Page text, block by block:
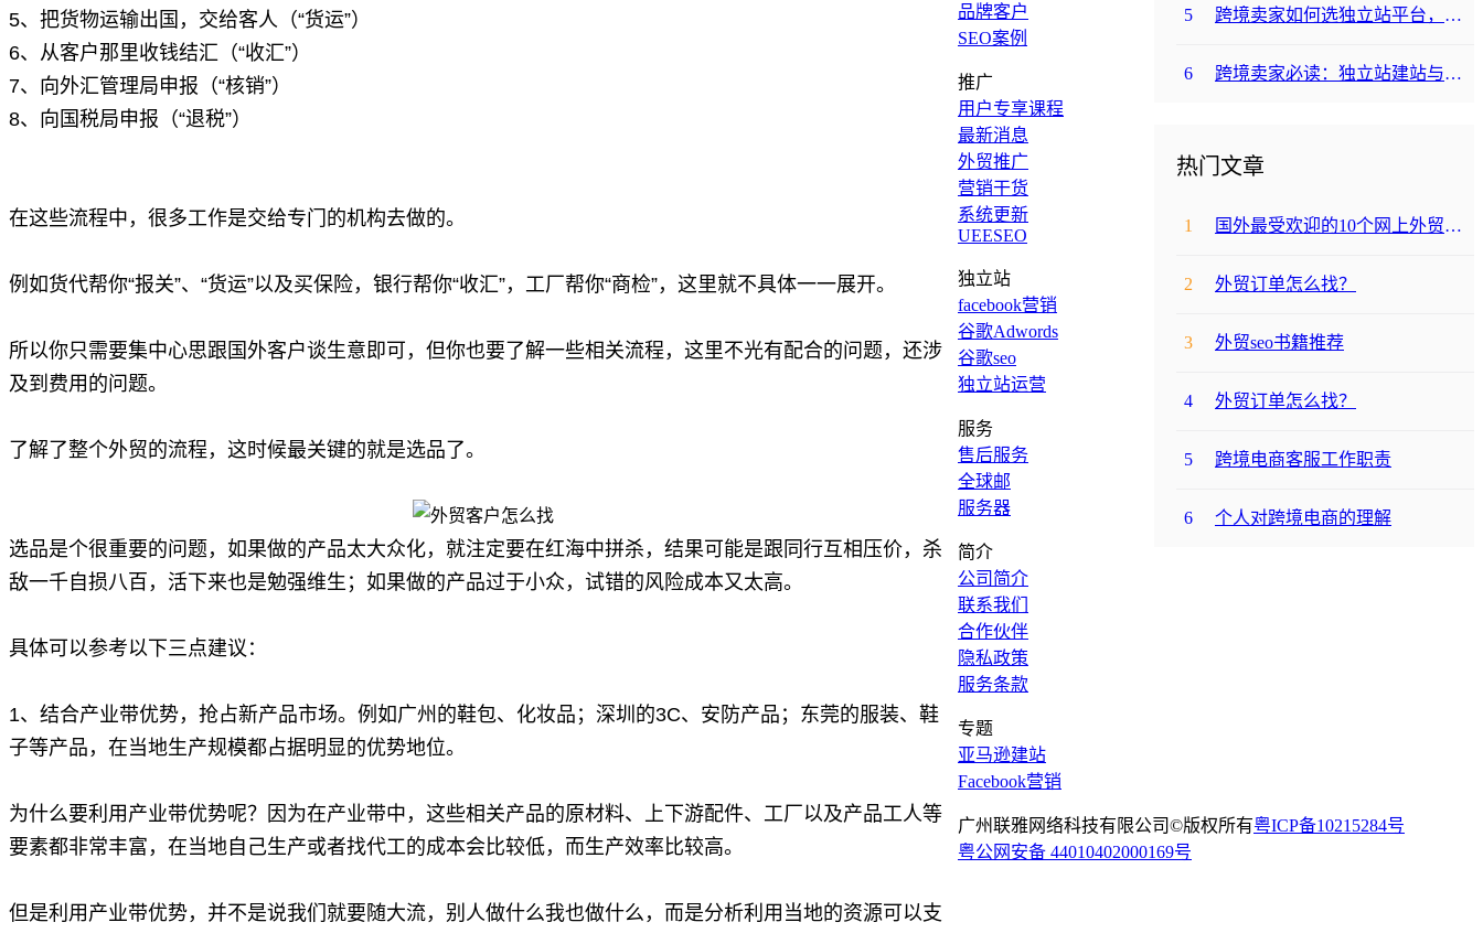
5、把货物运输出国，交给客人（“货运”）
6、从客户那里收钱结汇（“收汇”）
7、向外汇管理局申报（“核销”）
8、向国税局申报（“退税”）
在这些流程中，很多工作是交给专门的机构去做的。
例如货代帮你“报关”、“货运”以及买保险，银行帮你“收汇”，工厂帮你“商检”， 这里就不具体一一展开。
所以你只需要集中心思跟国外客户谈生意即可， 但你也要了解一些相关流程，这里不光有配合的问题，还涉
及到费用的问题。
了解了整个外贸的流程，这时候最关键的就是选品了。
选品是个很重要的问题，如果做的产品太大众化，就注定要在红海中拼杀，结果可能是跟同行互相压价，杀
敌一千自损八百，活下来也是勉强维生；如果做的产品过于小众，试错的风险成本又太高。
具体可以参考以下三点建议：
1、结合产业带优势，抢占新产品市场。例如广州的鞋包、化妆品；深圳的3C、安防产品；东莞的服装、鞋
子等产品，在当地生产规模都占据明显的优势地位。
为什么要利用产业带优势呢？因为在产业带中，这些相关产品的原材料、上下游配件、工厂以及产品工人等
要素都非常丰富， 在当地自己生产或者找代工的成本会比较低，而生产效率比较高。
但是利用产业带优势，并不是说我们就要随大流，别人做什么我也做什么，而是分析利用当地的资源可以支
5 跨境卖家如何选独立站平台，降低运动水袋架包建站成本？
6 跨境卖家必读：独立站建站与支付，帐篷睡袋防虫露如何避坑降成本？
热门文章
1 国外最受欢迎的10个网上外贸购物网站
2 外贸订单怎么找？
3 外贸seo书籍推荐
4 外贸订单怎么找？
5 跨境电商客服工作职责
6 个人对跨境电商的理解
品牌客户
SEO案例
推广
用户专享课程
最新消息
外贸推广
营销干货
系统更新
UEESEO
独立站
facebook营销
谷歌Adwords
谷歌seo
独立站运营
服务
售后服务
全球邮
服务器
简介
公司简介
联系我们
合作伙伴
隐私政策
服务条款
专题
亚马逊建站
Facebook营销
广州联雅网络科技有限公司©版权所有粤ICP备10215284号
粤公网安备 44010402000169号